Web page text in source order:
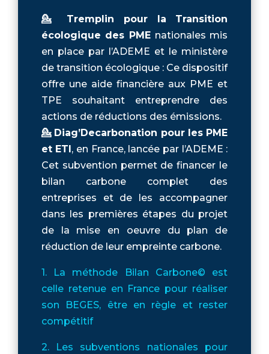
💁 Tremplin pour la Transition
écologique des PME nationales mis
en place par l’ADEME et le ministère
de transition écologique : Ce dispositif
offre une aide financière aux PME et
TPE souhaitant entreprendre des
actions de réductions des émissions.
💁 Diag’Decarbonation pour les PME
et ETI, en France, lancée par l’ADEME :
Cet subvention permet de financer le
bilan carbone complet des
entreprises et de les accompagner
dans les premières étapes du projet
de la mise en oeuvre du plan de
réduction de leur empreinte carbone.
1. La méthode Bilan Carbone© est
celle retenue en France pour réaliser
son BEGES, être en règle et rester
compétitif
2. Les subventions nationales pour